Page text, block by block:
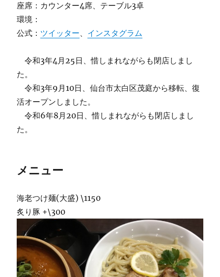
座席：カウンター4席、テーブル3卓
環境：
公式： ツイッター、 インスタグラム
令和3年4月25日、惜しまれながらも閉店しまし
た。
令和3年9月10日、仙台市太白区茂庭から移転、復
活オープンしました。
令和6年8月20日、惜しまれながらも閉店しまし
た。
メニュー
海老つけ麺(大盛) \1150
炙り豚 +\300